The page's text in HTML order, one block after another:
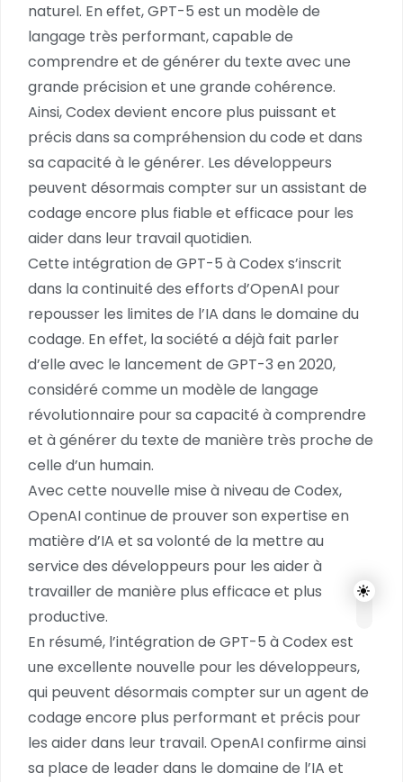
naturel. En effet, GPT-5 est un modèle de
langage très performant, capable de
comprendre et de générer du texte avec une
grande précision et une grande cohérence.
Ainsi, Codex devient encore plus puissant et
précis dans sa compréhension du code et dans
sa capacité à le générer. Les développeurs
peuvent désormais compter sur un assistant de
codage encore plus fiable et efficace pour les
aider dans leur travail quotidien.
Cette intégration de GPT-5 à Codex s’inscrit
dans la continuité des efforts d’OpenAI pour
repousser les limites de l’IA dans le domaine du
codage. En effet, la société a déjà fait parler
d’elle avec le lancement de GPT-3 en 2020,
considéré comme un modèle de langage
révolutionnaire pour sa capacité à comprendre
et à générer du texte de manière très proche de
celle d’un humain.
Avec cette nouvelle mise à niveau de Codex,
OpenAI continue de prouver son expertise en
matière d’IA et sa volonté de la mettre au
service des développeurs pour les aider à
travailler de manière plus efficace et plus
productive.
En résumé, l’intégration de GPT-5 à Codex est
une excellente nouvelle pour les développeurs,
qui peuvent désormais compter sur un agent de
codage encore plus performant et précis pour
les aider dans leur travail. OpenAI confirme ainsi
sa place de leader dans le domaine de l’IA et